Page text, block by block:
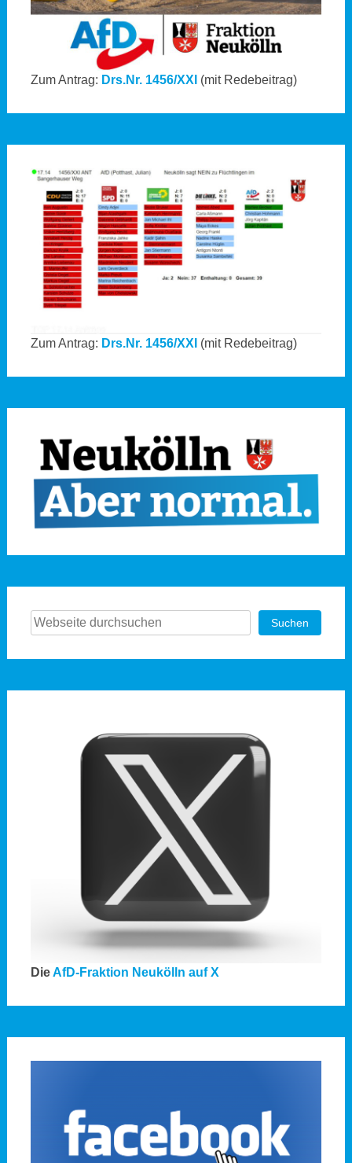
Zum Antrag: Drs.Nr. 1456/XXI (mit Redebeitrag)
Zum Antrag: Drs.Nr. 1456/XXI (mit Redebeitrag)
Suchen Suchen
DieAfD-Fraktion Neukölln auf X